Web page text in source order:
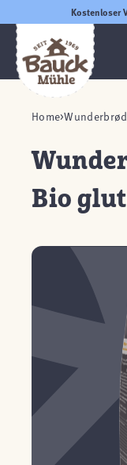
Kostenloser
Home
Bio